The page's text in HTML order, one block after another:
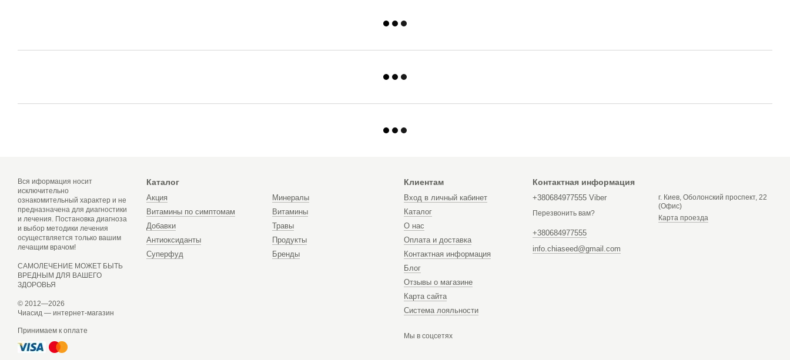
Вся иформация носит
исключительно
ознакомительный характер и не
предназначена для диагностики
и лечения. Постановка диагноза
и выбор методики лечения
осуществляется только вашим
лечащим врачом!
САМОЛЕЧЕНИЕ МОЖЕТ БЫТЬ
ВРЕДНЫМ ДЛЯ ВАШЕГО
ЗДОРОВЬЯ
© 2012—2026
Чиасид — интернет-магазин
Принимаем к оплате
Каталог
Акция
Витамины по симптомам
Добавки
Антиоксиданты
Суперфуд
Минералы
Витамины
Травы
Продукты
Бренды
Клиентам
Вход в личный кабинет
Каталог
О нас
Оплата и доставка
Контактная информация
Блог
Отзывы о магазине
Карта сайта
Система лояльности
Мы в соцсетях
Контактная информация
+380684977555 Viber
Перезвонить вам?
+380684977555
info.chiaseed@gmail.com
г. Киев, Оболонский проспект, 22
(Офис)
Карта проезда